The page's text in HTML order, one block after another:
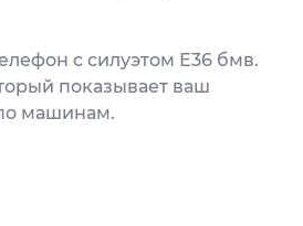
с силуэтом Е36 бмв.
показывает ваш
машинам.